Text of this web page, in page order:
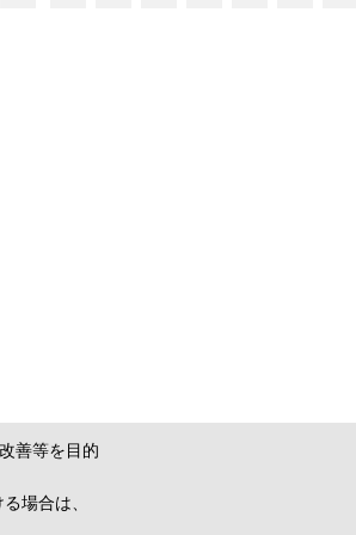
TAKASHO CO., LTD. ALL RIGHT RESERVED.
善等を目的
場合は、